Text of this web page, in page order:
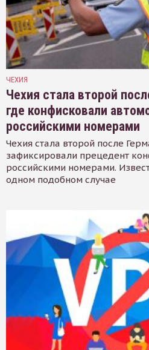
ЧЕХИЯ
Чехия стала второй
где конфисковали
российскими номерами
Чехия стала второй после
зафиксировали прецедент
российскими номерами.
одном подобном случае